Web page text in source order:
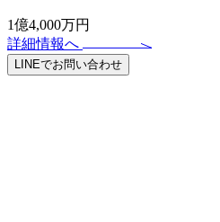
1億4,000万円
詳細情報へ
LINEでお問い合わせ